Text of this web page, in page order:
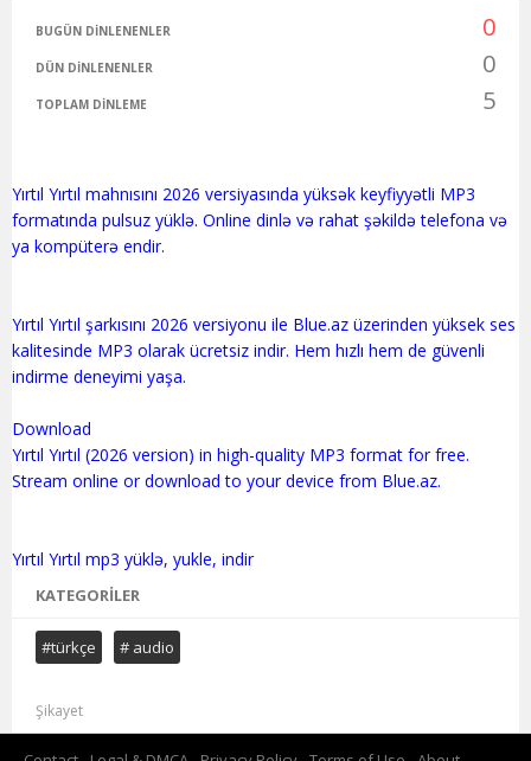
BUGÜN DINLENENLER 0
DÜN DINLENENLER 0
TOPLAM DINLEME 5
Yırtıl Yırtıl mahnısını 2026 versiyasında yüksək keyfiyyətli MP3
formatında pulsuz yüklə. Online dinlə və rahat şəkildə telefona və
ya kompüterə endir.
Yırtıl Yırtıl şarkısını 2026 versiyonu ile Blue.az üzerinden yüksek ses
kalitesinde MP3 olarak ücretsiz indir. Hem hızlı hem de güvenli
indirme deneyimi yaşa.
Download
Yırtıl Yırtıl (2026 version) in high-quality MP3 format for free.
Stream online or download to your device from Blue.az.
KATEGORILER
#türkçe # audio
Şikayet